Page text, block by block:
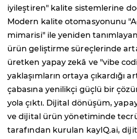
iyileştiren" kalite sistemlerine
Modern kalite otomasyonunu
mimarisi" ile yeniden tanımlayan
ürün geliştirme süreçlerinde
üretken yapay zekâ ve "vibe
yaklaşımların ortaya çıkardığı
çabasına yenilikçi güçlü bir
yola çıktı. Dijital dönüşüm,
ve dijital ürün yönetiminde
tarafından kurulan kayIQ.ai,